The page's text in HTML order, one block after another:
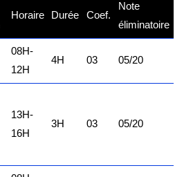
Horaire Durée Coef.
Note
éliminatoire
08H-
12H
4H 03 05/20
13H-
16H
3H 03 05/20